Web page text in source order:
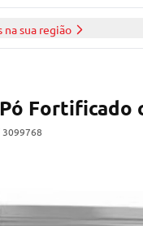
sua região
Fortificado
3099768